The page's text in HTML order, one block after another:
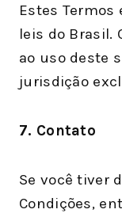
Estes Termos
leis do Brasil.
ao uso deste
jurisdição
7. Contato
Se você tiver
Condições,